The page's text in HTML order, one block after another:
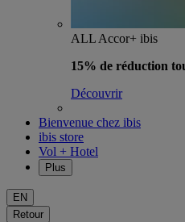
ALL Accor+ ibis
15% de réduction
Découvrir
Bienvenue chez ibis
ibis store
Vol + Hotel
Plus
EN
Retour